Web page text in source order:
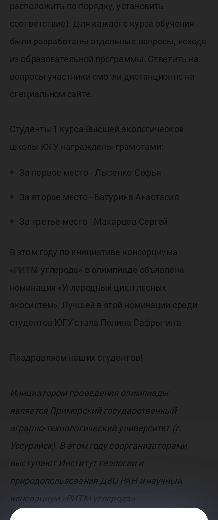
расположить по порядку, установить
соответствие). Для каждого курса обучения
были разработаны отдельные вопросы, исходя
из образовательной программы. Ответить на
вопросы участники смогли дистанционно на
специальном сайте.
Студенты 1 курса Высшей экологической
школы ЮГУ награждены грамотами:
За первое место - Лысенко Софья
За второе место - Батурина Анастасия
За третье место - Макарцев Сергей
В этом году по инициативе консорциума
«РИТМ углерода» в олимпиаде объявлена
номинация «Углеродный цикл лесных
экосистем». Лучшей в этой номинации среди
студентов ЮГУ стала Полина Сафрыгина.
Поздравляем наших студентов!
Инициатором проведения олимпиады
является Приморский государственный
аграрно-технологический университет (г.
Уссурийск). В этом году соорганизаторами
выступают Институт геологии и
природопользования ДВО РАН и научный
консорциум «РИТМ углерода».